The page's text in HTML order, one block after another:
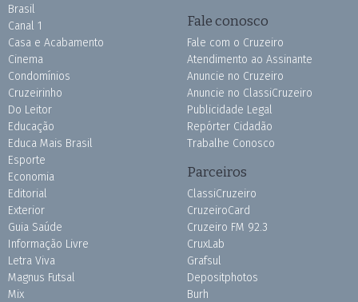
Brasil
Canal 1
Casa e Acabamento
Cinema
Condomínios
Cruzeirinho
Do Leitor
Educação
Educa Mais Brasil
Esporte
Economia
Editorial
Exterior
Guia Saúde
Informação Livre
Letra Viva
Magnus Futsal
Mix
Fale conosco
Fale com o Cruzeiro
Atendimento ao Assinante
Anuncie no Cruzeiro
Anuncie no ClassiCruzeiro
Publicidade Legal
Repórter Cidadão
Trabalhe Conosco
Parceiros
ClassiCruzeiro
CruzeiroCard
Cruzeiro FM 92.3
CruxLab
Grafsul
Depositphotos
Burh